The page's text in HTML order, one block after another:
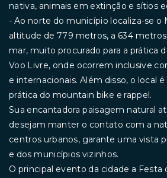
nativa, animais em extinção e sítios
- Ao norte do município localiza-se o
altitude de 779 metros, a 634
mar, muito procurado para a prática
Voo Livre, onde ocorrem inclusive
e internacionais. Além disso, o local é
prática do mountain bike e rappel.
Sua encantadora paisagem natural
desejam manter o contato com a
centros urbanos, garante uma vista
e dos municípios vizinhos.
O principal evento da cidade a Festa